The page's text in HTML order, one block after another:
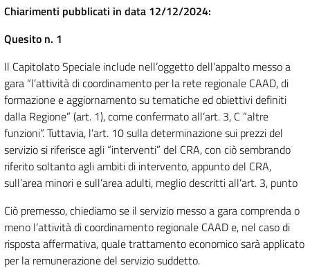
Chiarimenti pubblicati in data 12/12/2024:
Quesito n. 1
Il Capitolato Speciale include nell’oggetto dell’appalto messo a
gara “l’attività di coordinamento per la rete regionale CAAD, di
formazione e aggiornamento su tematiche ed obiettivi definiti
dalla Regione” (art. 1), come confermato all’art. 3, C “altre
funzioni”. Tuttavia, l’art. 10 sulla determinazione sui prezzi del
servizio si riferisce agli “interventi” del CRA, con ciò sembrando
riferito soltanto agli ambiti di intervento, appunto del CRA,
sull’area minori e sull’area adulti, meglio descritti all’art. 3, punto
Ciò premesso, chiediamo se il servizio messo a gara comprenda o
meno l’attività di coordinamento regionale CAAD e, nel caso di
risposta affermativa, quale trattamento economico sarà applicato
per la remunerazione del servizio suddetto.